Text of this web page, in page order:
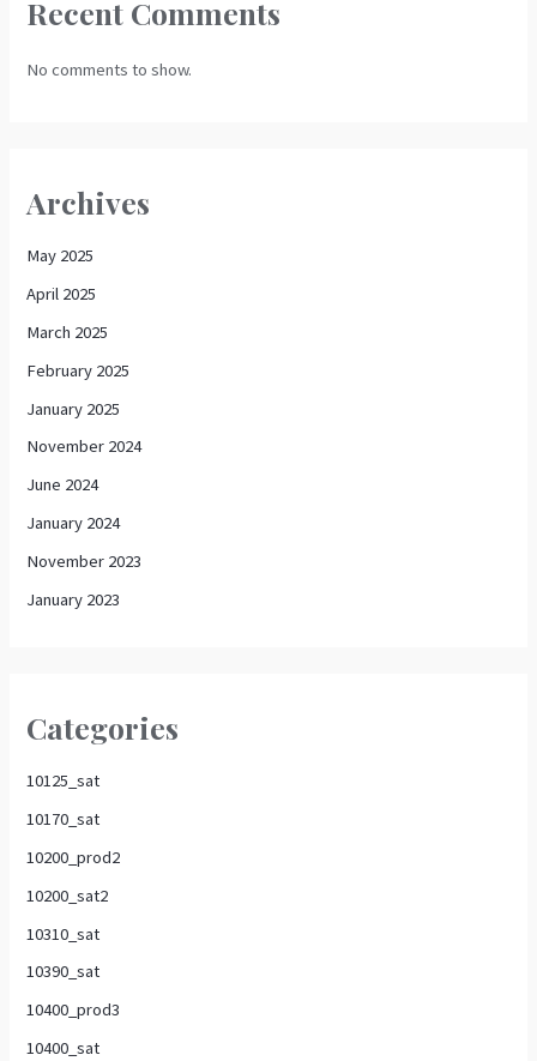
Recent Comments
No comments to show.
Archives
May 2025
April 2025
March 2025
February 2025
January 2025
November 2024
June 2024
January 2024
November 2023
January 2023
Categories
10125_sat
10170_sat
10200_prod2
10200_sat2
10310_sat
10390_sat
10400_prod3
10400_sat